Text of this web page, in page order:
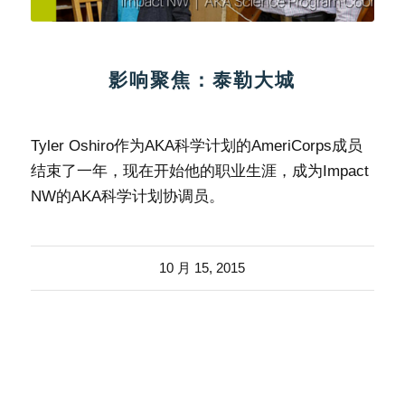
影响聚焦：泰勒大城
Tyler Oshiro作为AKA科学计划的AmeriCorps成员
结束了一年，现在开始他的职业生涯，成为Impact
NW的AKA科学计划协调员。
10 月 15, 2015